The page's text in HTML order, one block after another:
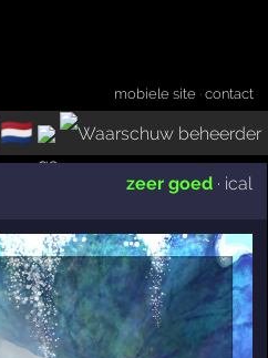
mobiele site ·contact
🇳🇱
zeer goed · ical